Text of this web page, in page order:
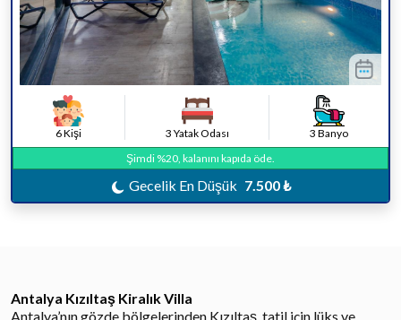
6 Kişi 3 Yatak Odası
3 Banyo
Şimdi %20, kalanını kapıda öde.
Gecelik En Düşük 7.500 ₺
Antalya Kızıltaş Kiralık Villa
Antalya’nın gözde bölgelerinden Kızıltaş, tatil için lüks ve